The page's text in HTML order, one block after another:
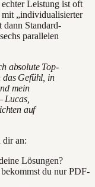
Leistung ist oft
„individualisierter
Standard-
parallelen
absolute Top-
das Gefühl, in
mein
Lucas,
auf
dir an:
Lösungen?
du nur PDF-